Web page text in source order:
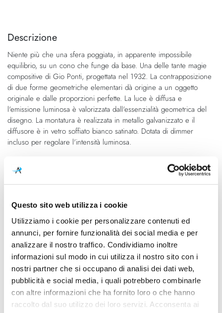
Questo sito web utilizza i cookie
Utilizziamo i cookie per personalizzare contenuti ed
annunci, per fornire funzionalità dei social media e per
analizzare il nostro traffico. Condividiamo inoltre
informazioni sul modo in cui utilizza il nostro sito con i
nostri partner che si occupano di analisi dei dati web,
pubblicità e social media, i quali potrebbero combinarle
con altre informazioni che ha fornito loro o che hanno
raccolto dal suo utilizzo dei loro servizi. Acconsenta ai
fine
galleria
di
immagini
della
di
immagini
Descrizione
Niente più che una sfera poggiata, in apparente impossibile
equilibrio, su un cono che funge da base. Una delle tante magie
compositive di Gio Ponti, progettata nel 1932. La contrapposizione
di due forme geometriche elementari dà origine a un oggetto
originale e dalle proporzioni perfette. La luce è diffusa e
l'emissione luminosa è valorizzata dall'essenzialità geometrica del
disegno. La montatura è realizzata in metallo galvanizzato e il
diffusore è in vetro soffiato bianco satinato. Dotata di dimmer
incluso per regolare l'intensità luminosa.
Caratteristiche
F247405550RSNE
Gio Ponti, 1932
Dimensioni
Ø 200mm - H 430mm
Sorgente luminosa
Lampadina alogena,
Lampadina Led
Potenza e attacco
46W - E14 Alogena 6W - E14
LED
Lampadina
Esclusa